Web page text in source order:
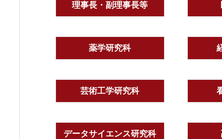
理事長・副理事長等
薬学研究科
芸術工学研究科
データサイエンス研究科